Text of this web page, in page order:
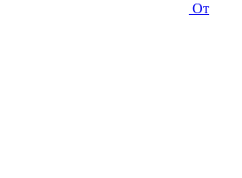
От